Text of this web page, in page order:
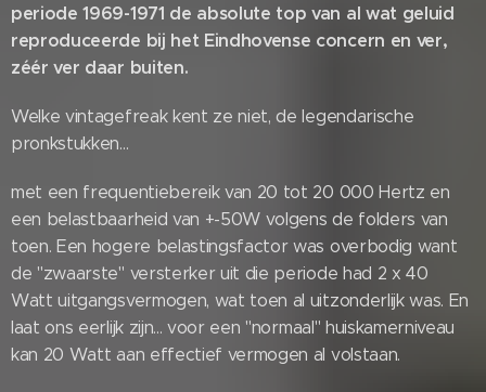
periode 1969-1971 de absolute top van al wat geluid
reproduceerde bij het Eindhovense concern en ver,
zéér ver daar buiten.
Welke vintagefreak kent ze niet, de legendarische
pronkstukken...
met een frequentiebereik van 20 tot 20 000 Hertz en
een belastbaarheid van +-50W volgens de folders van
toen. Een hogere belastingsfactor was overbodig want
de "zwaarste" versterker uit die periode had 2 x 40
Watt uitgangsvermogen, wat toen al uitzonderlijk was. En
laat ons eerlijk zijn... voor een "normaal" huiskamerniveau
kan 20 Watt aan effectief vermogen al volstaan.